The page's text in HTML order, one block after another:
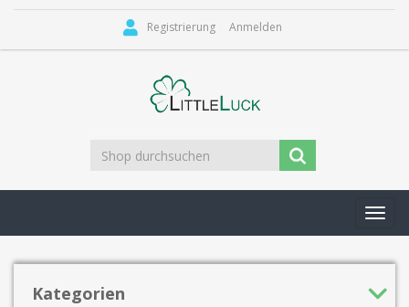
Registrierung Anmelden
Kategorien